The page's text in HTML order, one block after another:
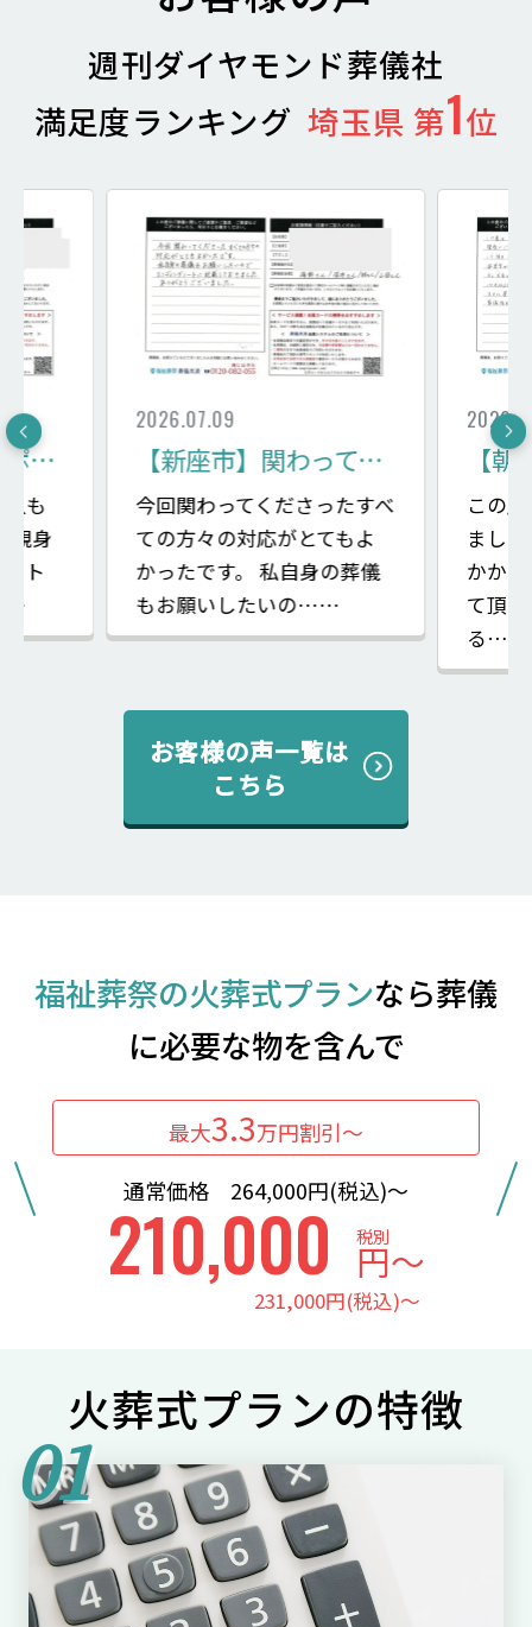
週刊ダイヤモンド葬儀社
満足度ランキング 埼玉県 第1位
【志木市】色々サポートしてくださり心強い
も
親身
ト
2026.07.09
【新座市】関わってくださったすべての方々の対応がとてもよかった：家族葬10名 メモリアルルーム新座
今回関わってくださったすべ
ての方々の対応がとてもよ
かったです。 私自身の葬儀
もお願いしたいの……
この
まし
かか
て頂
る……
お客様の声一覧は
こちら
福祉葬祭の火葬式プランなら葬儀
に必要な物を含んで
210,000 税別
円〜
231,000円(税込)〜
最大3.3万円割引〜
通常価格 264,000円(税込)〜
火葬式プランの特徴